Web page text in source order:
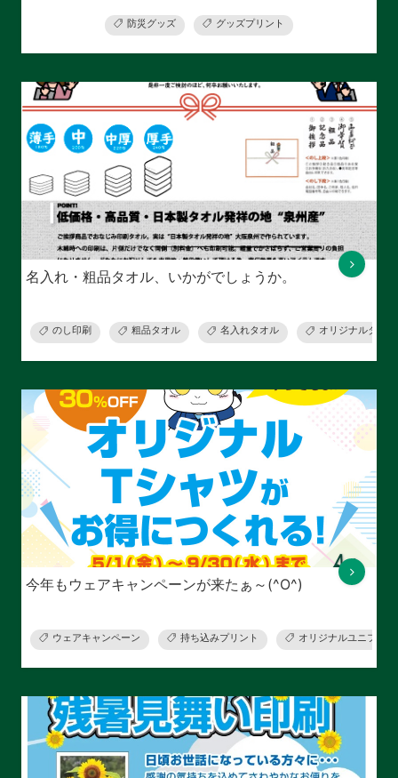
防災グッズ グッズプリント
名入れ・粗品タオル、いかがでしょうか。
のし印刷 粗品タオル 名入れタオル オリジナルタオル
今年もウェアキャンペーンが来たぁ～(^O^)
ウェアキャンペーン 持ち込みプリント オリジナルユニフォ